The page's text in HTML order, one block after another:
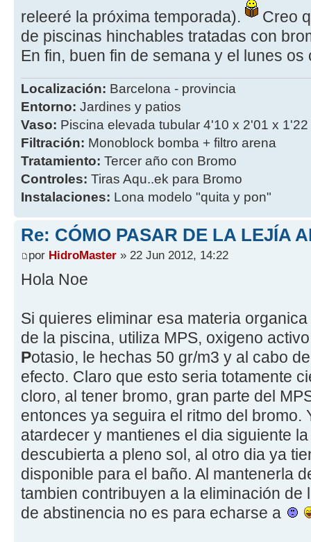
releeré la próxima temporada).
Creo
de piscinas hinchables tratadas con
En fin, buen fin de semana y el lunes
Localización: Barcelona - provincia
Entorno: Jardines y patios
Vaso: Piscina elevada tubular 4'10 x 2'01 x
Filtración: Monoblock bomba + filtro arena
Tratamiento: Tercer año con Bromo
Controles: Tiras Aqu..ek para Bromo
Instalaciones: Lona modelo "quita y pon"
Re: CÓMO PASAR DE LA LEJÍA
por HidroMaster » 22 Jun 2012, 14:22
Hola Noe
Si quieres eliminar esa materia
de la piscina, utiliza MPS, oxigeno
Potasio, le hechas 50 gr/m3 y al cabo
efecto. Claro que esto seria totamente
cloro, al tener bromo, gran parte del
entonces ya seguira el ritmo del bromo.
atardecer y mantienes el dia siguiente
descubierta a pleno sol, al otro dia ya
disponible para el baño. Al mantenerla
tambien contribuyen a la eliminación de
de abstinencia no es para echarse a